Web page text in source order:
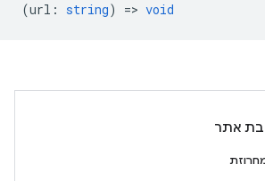
(url : string) => void
אתר